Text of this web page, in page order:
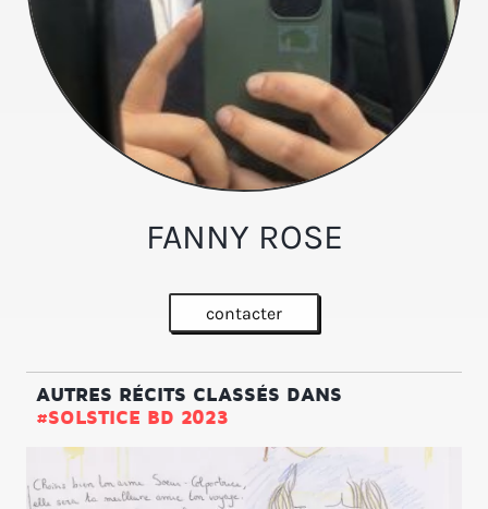
FANNY ROSE
contacter
AUTRES RÉCITS CLASSÉS DANS
#SOLSTICE BD 2023